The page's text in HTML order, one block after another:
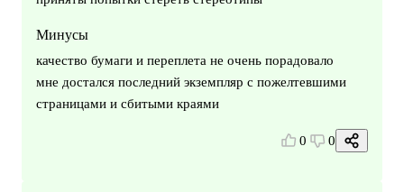
Минусы
качество бумаги и переплета не очень порадовало
мне достался последний экземпляр с пожелтевшими
страницами и сбитыми краями
0 0